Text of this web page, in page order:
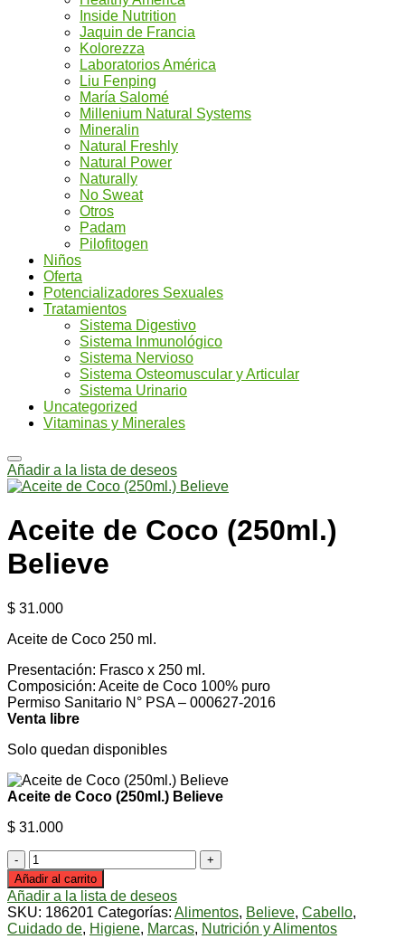
Inside Nutrition
Jaquin de Francia
Kolorezza
Laboratorios América
Liu Fenping
María Salomé
Millenium Natural Systems
Mineralin
Natural Freshly
Natural Power
Naturally
No Sweat
Otros
Padam
Pilofitogen
Niños
Oferta
Potencializadores Sexuales
Tratamientos
Sistema Digestivo
Sistema Inmunológico
Sistema Nervioso
Sistema Osteomuscular y Articular
Sistema Urinario
Uncategorized
Vitaminas y Minerales
Añadir a la lista de deseos
Aceite de Coco (250ml.)
Believe
$ 31.000
Aceite de Coco 250 ml.
Presentación: Frasco x 250 ml.
Composición: Aceite de Coco 100% puro
Permiso Sanitario N° PSA – 000627-2016
Venta libre
Solo quedan disponibles
Aceite de Coco (250ml.) Believe
$ 31.000
Aceite
de
Coco
(250ml.)
Believe
Añadir al carrito
Añadir a la lista de deseos
SKU: 186201 Categorías: Alimentos, Believe, Cabello,
Cuidado de, Higiene, Marcas, Nutrición y Alimentos